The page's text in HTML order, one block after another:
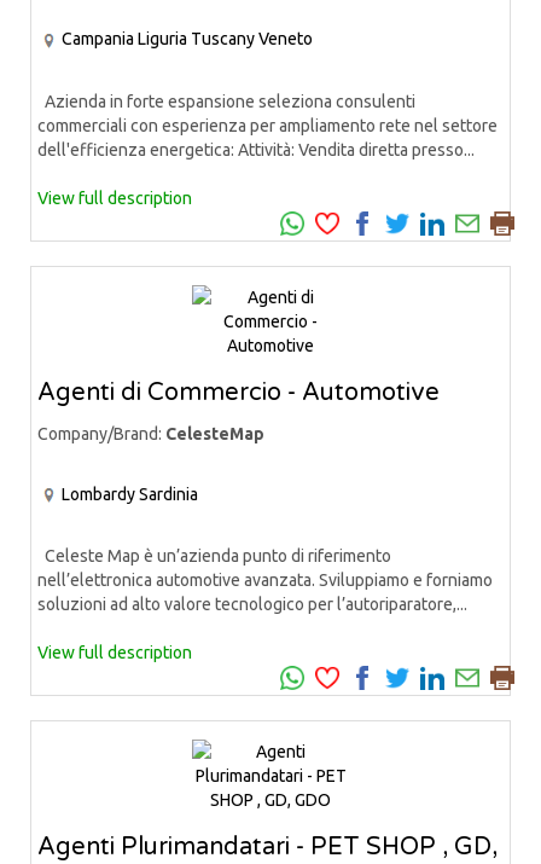
Campania Liguria TuscanyVeneto
Azienda in forte espansione seleziona consulenti
commerciali con esperienza per ampliamento rete nel settore
dell'efficienza energetica: Attività: Vendita diretta presso...
View full description
Agenti di Commercio - Automotive
Company/Brand: CelesteMap
LombardySardinia
Celeste Map è un’azienda punto di riferimento
nell’elettronica automotive avanzata. Sviluppiamo e forniamo
soluzioni ad alto valore tecnologico per l’autoriparatore,...
View full description
Agenti Plurimandatari - PET SHOP , GD,